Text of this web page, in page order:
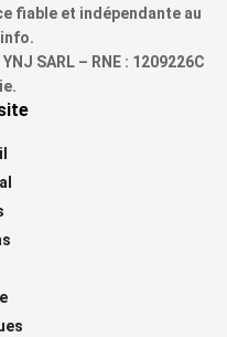
fiable et indépendante au
SARL – RNE : 1209226C